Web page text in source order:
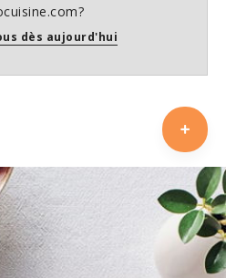
dès aujourd'hui